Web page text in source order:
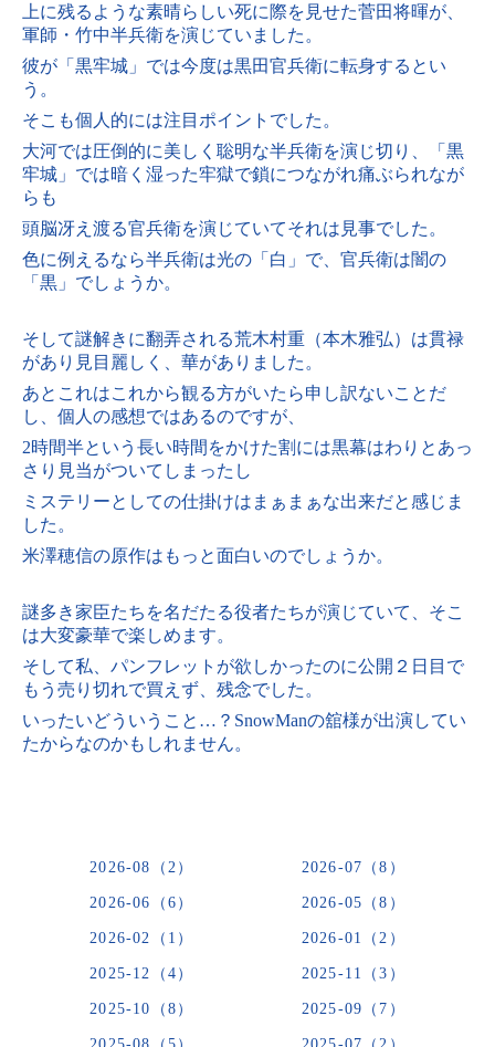
上に残るような素晴らしい死に際を見せた菅田将暉が、
軍師・竹中半兵衛を演じていました。
彼が「黒牢城」では今度は黒田官兵衛に転身するとい
う。
そこも個人的には注目ポイントでした。
大河では圧倒的に美しく聡明な半兵衛を演じ切り、「 黒
牢城」では暗く湿った牢獄で鎖につながれ痛ぶられなが
らも
頭脳冴え渡る官兵衛を演じていてそれは見事でした。
色に例えるなら半兵衛は光の「白」で、官兵衛は闇の
「黒」でしょうか。
そして謎解きに翻弄される荒木村重（本木雅弘）は貫禄
があり見目麗しく、華がありました。
あとこれはこれから観る方がいたら申し訳ないことだ
し、個人の感想ではあるのですが、
2時間半という長い時間をかけた割には黒幕はわりとあっ
さり見当がついてしまったし
ミステリーとしての仕掛けはまぁまぁな出来だと感じま
した。
米澤穂信の原作はもっと面白いのでしょうか。
謎多き家臣たちを名だたる役者たちが演じていて、 そこ
は大変豪華で楽しめます。
そして私、パンフレットが欲しかったのに公開２日目で
もう売り切れで買えず、残念でした。
いったいどういうこと…？SnowManの舘様が出演してい
たからなのかもしれません。
2026-08（2） 2026-07（8）
2026-06（6） 2026-05（8）
2026-02（1） 2026-01（2）
2025-12（4） 2025-11（3）
2025-10（8） 2025-09（7）